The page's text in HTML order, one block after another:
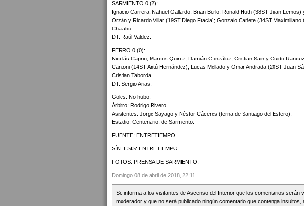
SARMIENTO 0 (2):
Ignacio Carrera; Nahuel Gallardo, Brian Berlo, Ronald Huth (38ST Juan
Orzán y Ricardo Villar (19ST Diego Ftacla); Gonzalo Cañete (34ST Maximiliano
Chalabe.
DT: Raúl Valdez.
FERRO 0 (0):
Nicolás Caprio; Marcos Quiroz, Damián González, Cristian Sain y Guido
Cantoni (14ST Antú Hernández), Lucas Mellado y Omar Andrada (20ST Juan
Cristian Taborda.
DT: Sergio Arias.
Goles: No hubo.
Árbitro: Rodrigo Rivero.
Asistentes: Jorge Sayago y Néstor Cáceres (terna de Santiago del Estero).
Estadio: Centenario, de Sarmiento.
FUENTE: ENTRETIEMPO.
SÍNTESIS: ENTRETIEMPO.
FOTOS: PRENSA DE SARMIENTO.
Domingo 08 de abril de 2018, 22:11
Se informa a los visitantes de Ascenso del Interior que los comentarios serán
moderador y que no será publicado ningún comentario que contenga